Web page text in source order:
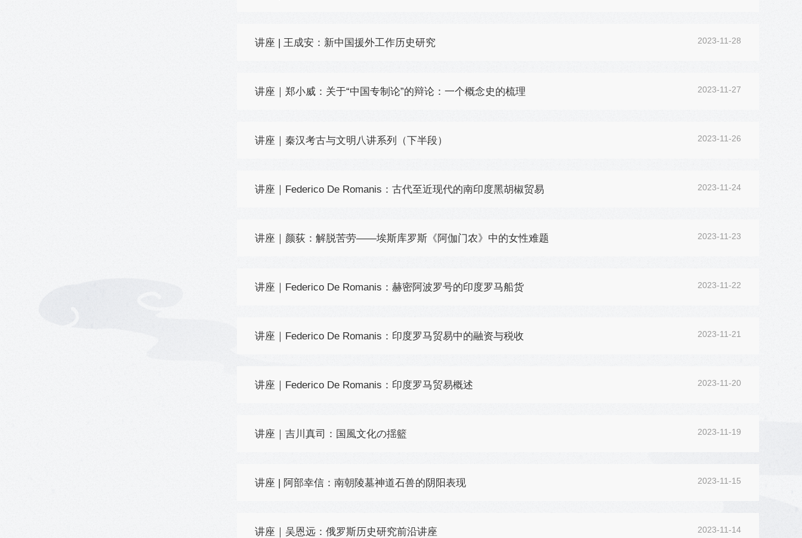
2023-11-28
讲座 | 王成安：新中国援外工作历史研究
2023-11-27
讲座｜郑小威：关于“中国专制论”的辩论：一个概念史的梳理
2023-11-26
讲座｜秦汉考古与文明八讲系列（下半段）
2023-11-24
讲座｜Federico De Romanis：古代至近现代的南印度黑胡椒贸易
2023-11-23
讲座｜颜荻：解脱苦劳——埃斯库罗斯《阿伽门农》中的女性难题
2023-11-22
讲座｜Federico De Romanis：赫密阿波罗号的印度罗马船货
2023-11-21
讲座｜Federico De Romanis：印度罗马贸易中的融资与税收
2023-11-20
讲座｜Federico De Romanis：印度罗马贸易概述
2023-11-19
讲座｜吉川真司：国風文化の揺籃
2023-11-15
讲座 | 阿部幸信：南朝陵墓神道石兽的阴阳表现
2023-11-14
讲座｜吴恩远：俄罗斯历史研究前沿讲座